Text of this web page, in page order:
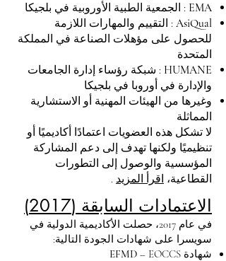
EMA : الجمعية الطبية الأوروبية في بلجيكا
AsiQual : التقييم والمهارات اللازمة
للحصول على مؤهلات الصناعة في المملكة
المتحدة
HUMANE : شبكة رؤساء إدارة الجامعات
والإدارة في أوروبا في بلجيكا
وغيرها من الهيئات المهنية أو الاستشارية
المماثلة
لا تشكل هذه العضويات اعتمادًا أكاديميًا أو
تنظيميًا ولكنها تهدف إلى دعم المشاركة
المؤسسية والوصول إلى التطورات
القطاعية، اقرأ المزيد .
الاعتمادات السابقة (2017)
في عام 2017، حصلت الأكاديمية الدولية في
سويسرا على شهادات الجودة التالية:
شهادة
EFMD – EOCCS